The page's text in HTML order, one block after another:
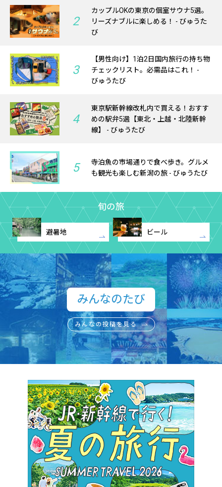
2
カップルOKの東京の個室サウナ5選。
リーズナブルに楽しめる！ - びゅうた
び
3
【男性向け】1泊2日国内旅行の持ち物
チェックリスト。必需品はこれ！ -
びゅうたび
4
東京駅新幹線改札内で買える！おすす
めの駅弁5選【東北・上越・北陸新幹
線】 - びゅうたび
5
寺泊魚の市場通りで食べ歩き。グルメ
も観光も楽しむ新潟の旅 - びゅうたび
旬の旅
避暑地 ビール
みんなのたび​
みんなの投稿を見る